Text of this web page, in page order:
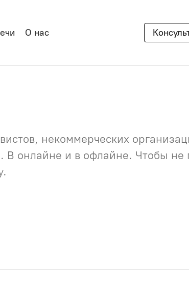
О нас
некоммерческих
В онлайне и в офлайне. Чтобы